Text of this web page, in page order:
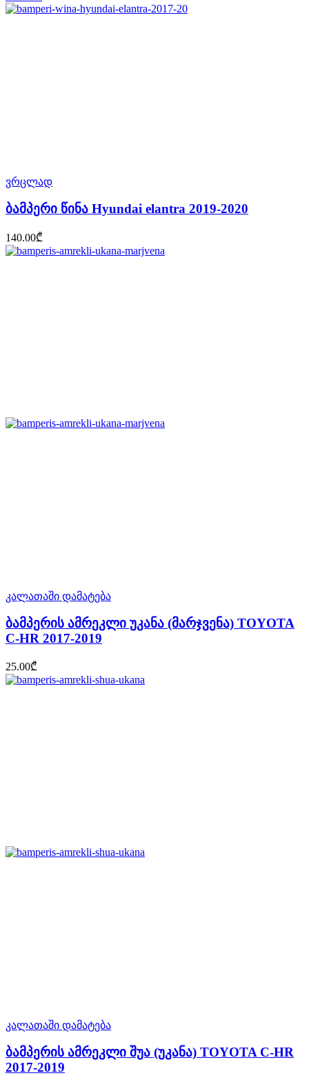
ვრცლად
ბამპერი წინა Hyundai elantra 2019-2020
140.00₾
კალათაში დამატება
ბამპერის ამრეკლი უკანა (მარჯვენა) TOYOTA
C-HR 2017-2019
25.00₾
კალათაში დამატება
ბამპერის ამრეკლი შუა (უკანა) TOYOTA C-HR
2017-2019